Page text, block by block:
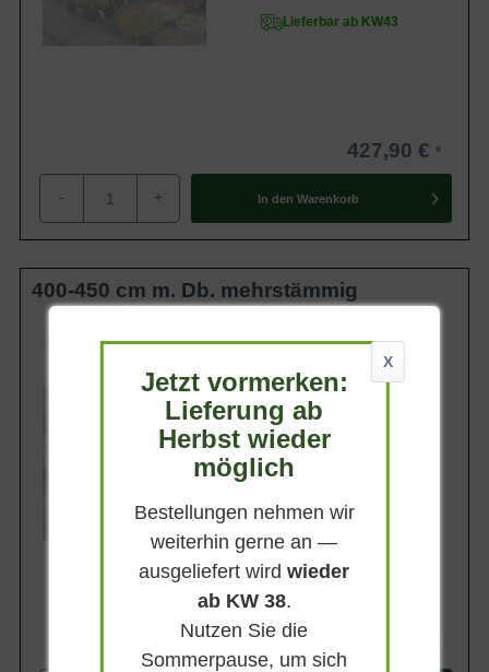
Zweige olivgrau, alte Borke schwarzgrau
mit hellen Längsfurchen
Eigenschaften
Die frostharte Pterocarya fraxinifolia /
auffälliger Solitärbaum, der besonders gut
an Wasserläufen oder auf Rasenflächen
zum Ausdruck kommt.
Lieferbar ab KW43
427,90 €
- + In den Warenkorb
400-450 cm m. Db. mehrstämmig
15 - 20 m
Belaubung
Sommergrün
Blatt- / Nadelfarbe
Dunkelgrün
Standort
Lieferbar ab KW43
X
Jetzt vormerken:
Lieferung ab
Herbst wieder
möglich
Bestellungen nehmen wir
weiterhin gerne an —
ausgeliefert wirdwieder
ab KW 38.
Nutzen Sie die
Sommerpause, um sich